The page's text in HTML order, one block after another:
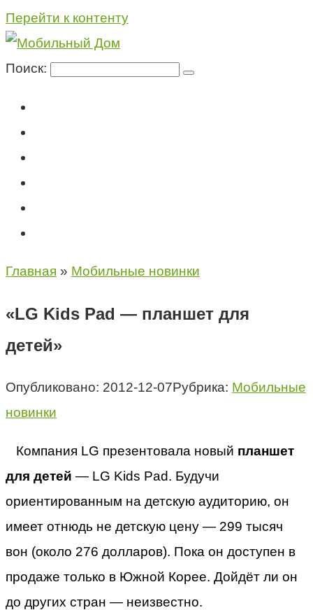
Перейти к контенту
Поиск:
Главная » Мобильные новинки
«LG Kids Pad — планшет для
детей»
Опубликовано: 2012-12-07Рубрика: Мобильные
новинки
Компания LG презентовала новый планшет
для детей — LG Kids Pad. Будучи
ориентированным на детскую аудиторию, он
имеет отнюдь не детскую цену — 299 тысяч
вон (около 276 долларов). Пока он доступен в
продаже только в Южной Корее. Дойдёт ли он
до других стран — неизвестно.